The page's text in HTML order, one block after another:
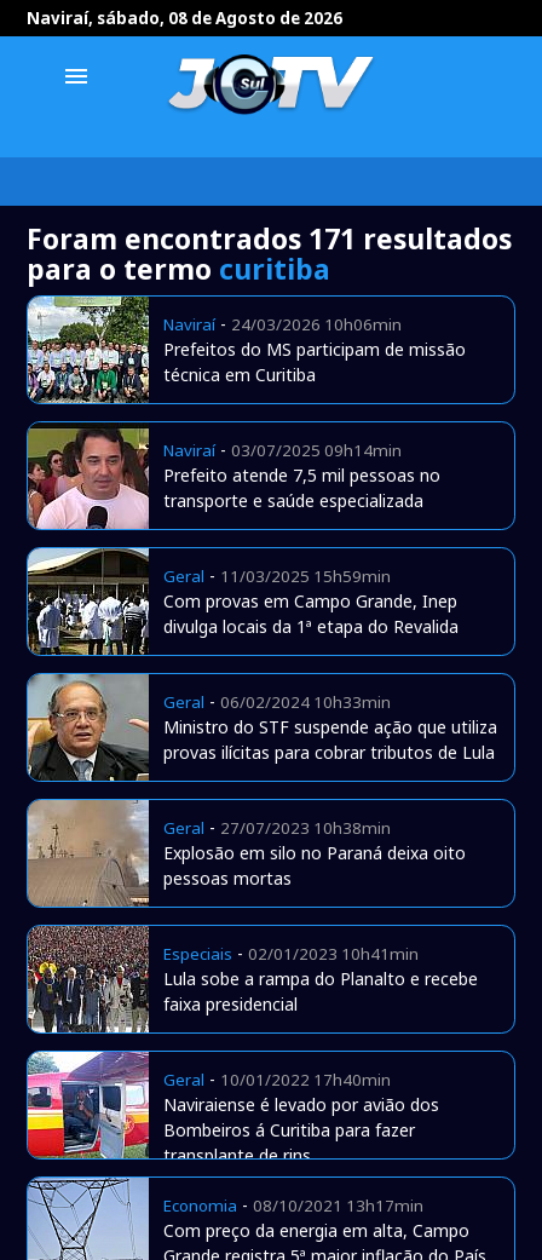
Naviraí, sábado, 08 de Agosto de 2026
menu
Foram encontrados 171 resultados
para o termo curitiba
Naviraí- 24/03/2026 10h06min
Prefeitos do MS participam de missão
técnica em Curitiba
Naviraí-03/07/2025 09h14min
Prefeito atende 7,5 mil pessoas no
transporte e saúde especializada
Geral - 11/03/2025 15h59min
Com provas em Campo Grande, Inep
divulga locais da 1ª etapa do Revalida
Geral -06/02/2024 10h33min
Ministro do STF suspende ação que utiliza
provas ilícitas para cobrar tributos de Lula
Geral - 27/07/2023 10h38min
Explosão em silo no Paraná deixa oito
pessoas mortas
Especiais -02/01/2023 10h41min
Lula sobe a rampa do Planalto e recebe
faixa presidencial
Geral - 10/01/2022 17h40min
Naviraiense é levado por avião dos
Bombeiros á Curitiba para fazer
transplante de rins
Economia -08/10/2021 13h17min
Com preço da energia em alta, Campo